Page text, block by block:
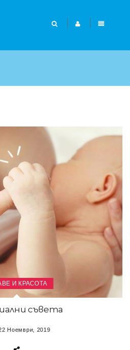
И КРАСОТА
съвета
Ноември, 2019